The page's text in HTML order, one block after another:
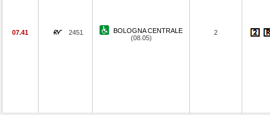
07.41 2451
BOLOGNA CENTRALE
(08.05)
2